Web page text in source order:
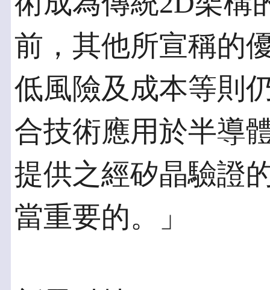
前，其他所宣稱的
低風險及成本等則
合技術應用於半導
提供之經矽晶驗證
當重要的。」